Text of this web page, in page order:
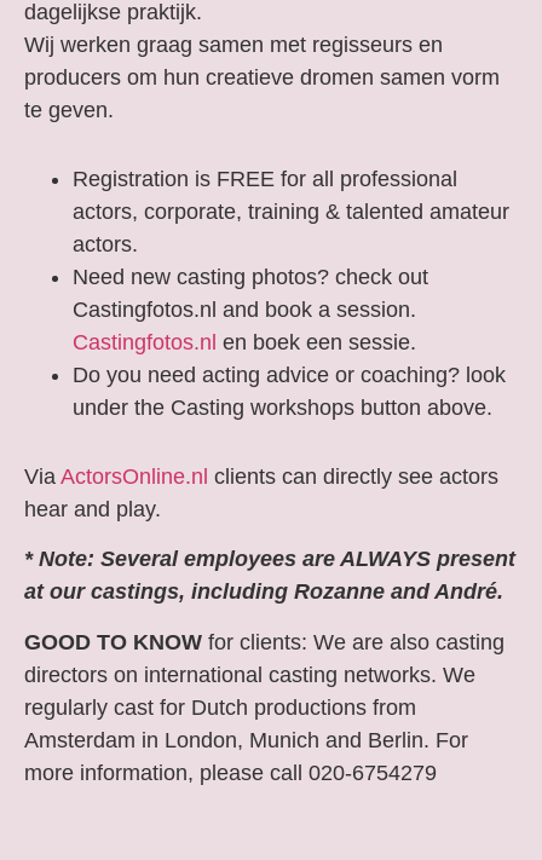
dagelijkse praktijk.
Wij werken graag samen met regisseurs en
producers om hun creatieve dromen samen vorm
te geven.
Registration is FREE for all professional
actors, corporate, training & talented amateur
actors.
Need new casting photos? check out
Castingfotos.nl and book a session.
Castingfotos.nl en boek een sessie.
Do you need acting advice or coaching? look
under the Casting workshops button above.
Via ActorsOnline.nl clients can directly see actors
hear and play.
* Note: Several employees are ALWAYS present
at our castings, including Rozanne and André.
GOOD TO KNOW for clients: We are also casting
directors on international casting networks. We
regularly cast for Dutch productions from
Amsterdam in London, Munich and Berlin. For
more information, please call 020-6754279